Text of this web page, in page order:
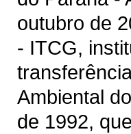
outubro de
- ITCG,
Ambiental
de 1992,